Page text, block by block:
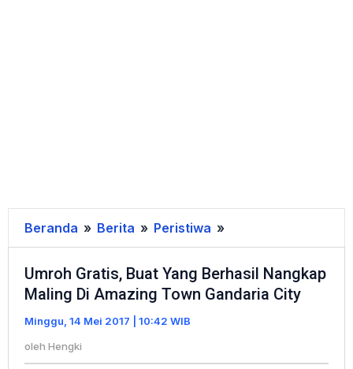
Beranda » Berita » Peristiwa »
Gratis,
Buat
Yang
Maling
Umroh Gratis, Buat Yang Berhasil Nangkap
Maling Di Amazing Town Gandaria City
Minggu, 14 Mei 2017 | 10:42 WIB
oleh Hengki